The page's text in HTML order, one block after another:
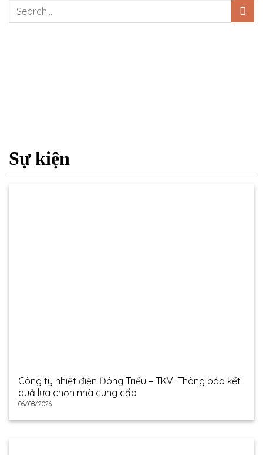
Sự kiện
Công ty nhiệt điện Đông Triều – TKV: Thông báo kết
quả lựa chọn nhà cung cấp
06/08/2026